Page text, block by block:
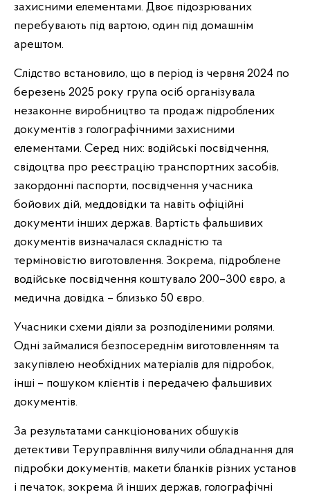
захисними елементами. Двоє підозрюваних
перебувають під вартою, один під домашнім
арештом.
Слідство встановило, що в період із червня 2024 по
березень 2025 року група осіб організувала
незаконне виробництво та продаж підроблених
документів з голографічними захисними
елементами. Серед них: водійські посвідчення,
свідоцтва про реєстрацію транспортних засобів,
закордонні паспорти, посвідчення учасника
бойових дій, меддовідки та навіть офіційні
документи інших держав. Вартість фальшивих
документів визначалася складністю та
терміновістю виготовлення. Зокрема, підроблене
водійське посвідчення коштувало 200–300 євро, а
медична довідка – близько 50 євро.
Учасники схеми діяли за розподіленими ролями.
Одні займалися безпосереднім виготовленням та
закупівлею необхідних матеріалів для підробок,
інші – пошуком клієнтів і передачею фальшивих
документів.
За результатами санкціонованих обшуків
детективи Теруправління вилучили обладнання для
підробки документів, макети бланків різних установ
і печаток, зокрема й інших держав, голографічні